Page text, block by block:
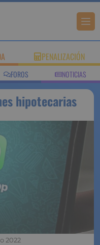
PENALIZACIÓN
FOROS NOTICIAS
hipotecarias
2022